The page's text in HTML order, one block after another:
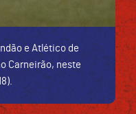
e Atlético de
Carneirão, neste